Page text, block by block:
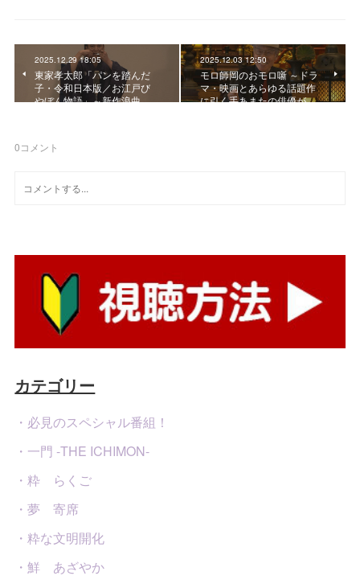
2025.12.29 18:05
東家孝太郎「パンを踏んだ
子・令和日本版／お江戸び
やぼん物語」～新作浪曲…
2025.12.03 12:50
モロ師岡のおモロ噺 ～ドラ
マ・映画とあらゆる話題作
に引く手あまたの俳優が…
0コメント
カテゴリー
・必見のスペシャル番組！
・一門 -THE ICHIMON-
・粋 らくご
・夢 寄席
・粋な文明開化
・鮮 あざやか